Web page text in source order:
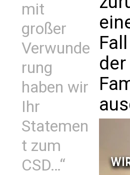
mit
großer
Verwunde
rung
haben wir
Ihr
Statemen
t zum
CSD…“